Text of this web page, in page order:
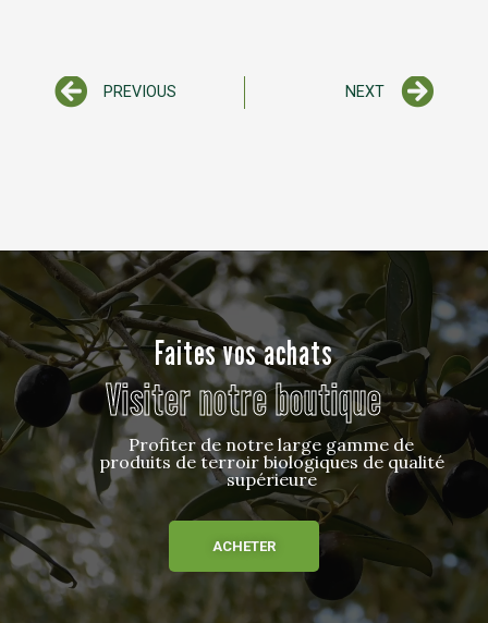
Prev
PREVIOUS NEXT
Faites vos achats
Visiter notre boutique
Profiter de notre large gamme de
produits de terroir biologiques de qualité
supérieure
ACHETER